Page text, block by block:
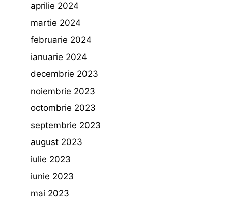
aprilie 2024
martie 2024
februarie 2024
ianuarie 2024
decembrie 2023
noiembrie 2023
octombrie 2023
septembrie 2023
august 2023
iulie 2023
iunie 2023
mai 2023